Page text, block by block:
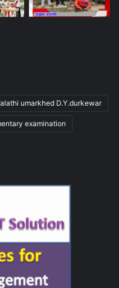
umarkhed D.Y.durkewar
examination